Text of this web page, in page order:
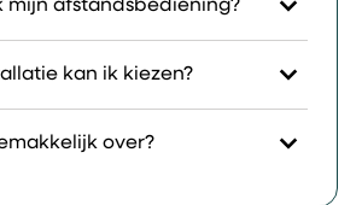
mijn afstandsbediening?
kan ik kiezen?
over?